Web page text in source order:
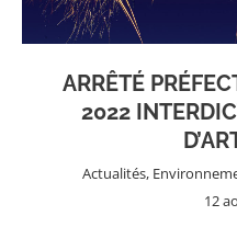
ARRÊTÉ
2022
Actualités,
12